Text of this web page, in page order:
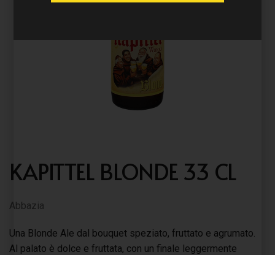
KAPITTEL BLONDE 33 CL
Abbazia
Una Blonde Ale dal bouquet speziato, fruttato e agrumato.
Al palato è dolce e fruttata, con un finale leggermente